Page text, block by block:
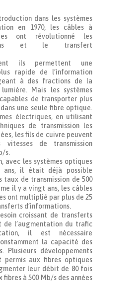
dans les systèmes
en 1970, les câbles à
ont révolutionné les
et le transfert
ils permettent une
rapide de l’information
à des fractions de la
Mais les systèmes
de transporter plus
une seule fibre optique.
électriques, en utilisant
de transmission les
les fils de cuivre peuvent
vitesses de transmission
s.
avec les systèmes optiques
il était déjà possible
taux de transmission de 500
il y a vingt ans, les câbles
ont multiplié par plus de 25
d’informations.
croissant de transferts
de l’augmentation du trafic
il est nécessaire
la capacité des
Plusieurs développements
permis aux fibres optiques
leur débit de 80 fois
à 500 Mb/s des années